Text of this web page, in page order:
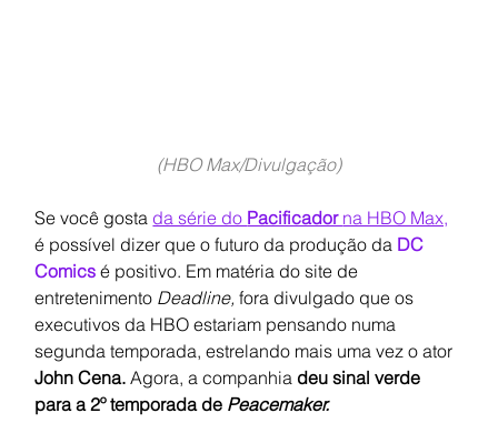
(HBO Max/Divulgação)
Se você gosta da série do Pacificador na HBO Max,
é possível dizer que o futuro da produção da DC
Comics é positivo. Em matéria do site de
entretenimento Deadline, fora divulgado que os
executivos da HBO estariam pensando numa
segunda temporada, estrelando mais uma vez o ator
John Cena. Agora, a companhia deu sinal verde
para a 2º temporada de Peacemaker.